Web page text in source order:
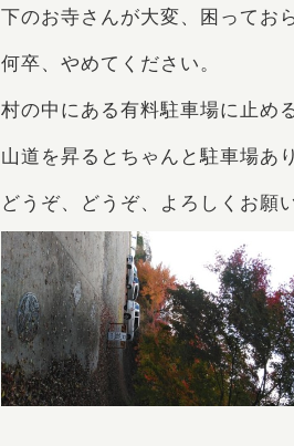
下のお寺さんが大変、困ってお
何卒、やめてください。
村の中にある有料駐車場に止め
山道を昇るとちゃんと駐車場あ
どうぞ、どうぞ、よろしくお願